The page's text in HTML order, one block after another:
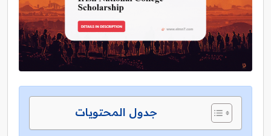
جدول المحتويات